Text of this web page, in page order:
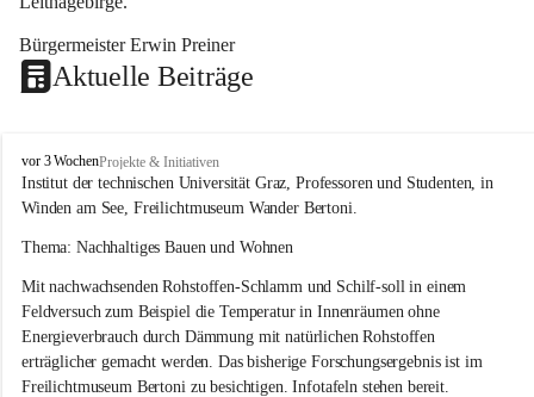
Bürgermeister Erwin Preiner
Aktuelle Beiträge
W
i
n
e
a
m
S
e
e
vor 3 WochenProjekte & Initiativen
Institut der technischen Universität Graz, Professoren und Studenten, in
Winden am See, Freilichtmuseum Wander Bertoni.
Thema: Nachhaltiges Bauen und Wohnen
Mit nachwachsenden Rohstoffen-Schlamm und Schilf-soll in einem
Feldversuch zum Beispiel die Temperatur in Innenräumen ohne
Energieverbrauch durch Dämmung mit natürlichen Rohstoffen
erträglicher gemacht werden. Das bisherige Forschungsergebnis ist im
Freilichtmuseum Bertoni zu besichtigen. Infotafeln stehen bereit.